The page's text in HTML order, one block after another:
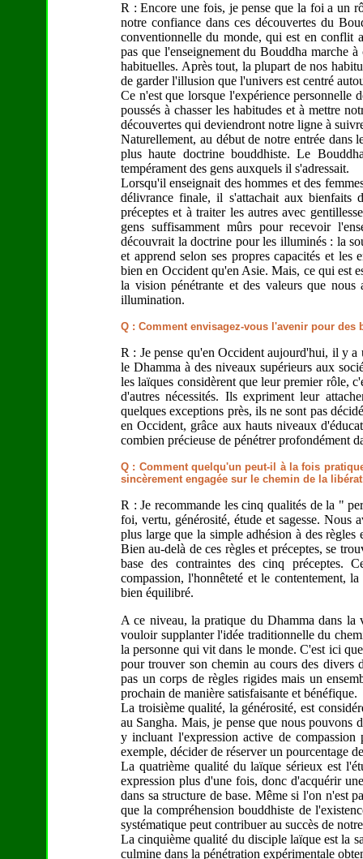
R : Encore une fois, je pense que la foi a un
notre confiance dans ces découvertes du
conventionnelle du monde, qui est en conflit
pas que l'enseignement du Bouddha marche
habituelles. Après tout, la plupart de nos
de garder l'illusion que l'univers est centré
Ce n'est que lorsque l'expérience personnelle
poussés à chasser les habitudes et à mettre
découvertes qui deviendront notre ligne à
Naturellement, au début de notre entrée dans
plus haute doctrine bouddhiste. Le
tempérament des gens auxquels il s'adressait.
Lorsqu'il enseignait des hommes et des
délivrance finale, il s'attachait aux bienfaits
préceptes et à traiter les autres avec
gens suffisamment mûrs pour recevoir
découvrait la doctrine pour les illuminés : la
et apprend selon ses propres capacités et les
bien en Occident qu'en Asie. Mais, ce qui est
la vision pénétrante et des valeurs que nous
illumination.
Q : Comment envisagez-vous l'avenir pour
R : Je pense qu'en Occident aujourd'hui, il y a
le Dhamma à des niveaux supérieurs aux
les laïques considèrent que leur premier rôle,
d'autres nécessités. Ils expriment leur
quelques exceptions près, ils ne sont pas
en Occident, grâce aux hauts niveaux
combien précieuse de pénétrer profondément
Q : Comment quelqu'un peut-il à la fois
sincèrement engagée sur le chemin de la
R : Je recommande les cinq qualités de la "
foi, vertu, générosité, étude et sagesse.
plus large que la simple adhésion à des
Bien au-delà de ces règles et préceptes, se
base des contraintes des cinq préceptes.
compassion, l'honnêteté et le contentement,
bien équilibré.
A ce niveau, la pratique du Dhamma dans
vouloir supplanter l'idée traditionnelle du
la personne qui vit dans le monde. C'est ici
pour trouver son chemin au cours des divers
pas un corps de règles rigides mais un
prochain de manière satisfaisante et bénéfique.
La troisième qualité, la générosité, est
au Sangha. Mais, je pense que nous pouvons
y incluant l'expression active de
exemple, décider de réserver un pourcentage
La quatrième qualité du laïque sérieux est
expression plus d'une fois, donc d'acquérir
dans sa structure de base. Même si l'on n'est
que la compréhension bouddhiste de
systématique peut contribuer au succès de
La cinquième qualité du disciple laïque est la
culmine dans la pénétration expérimentale